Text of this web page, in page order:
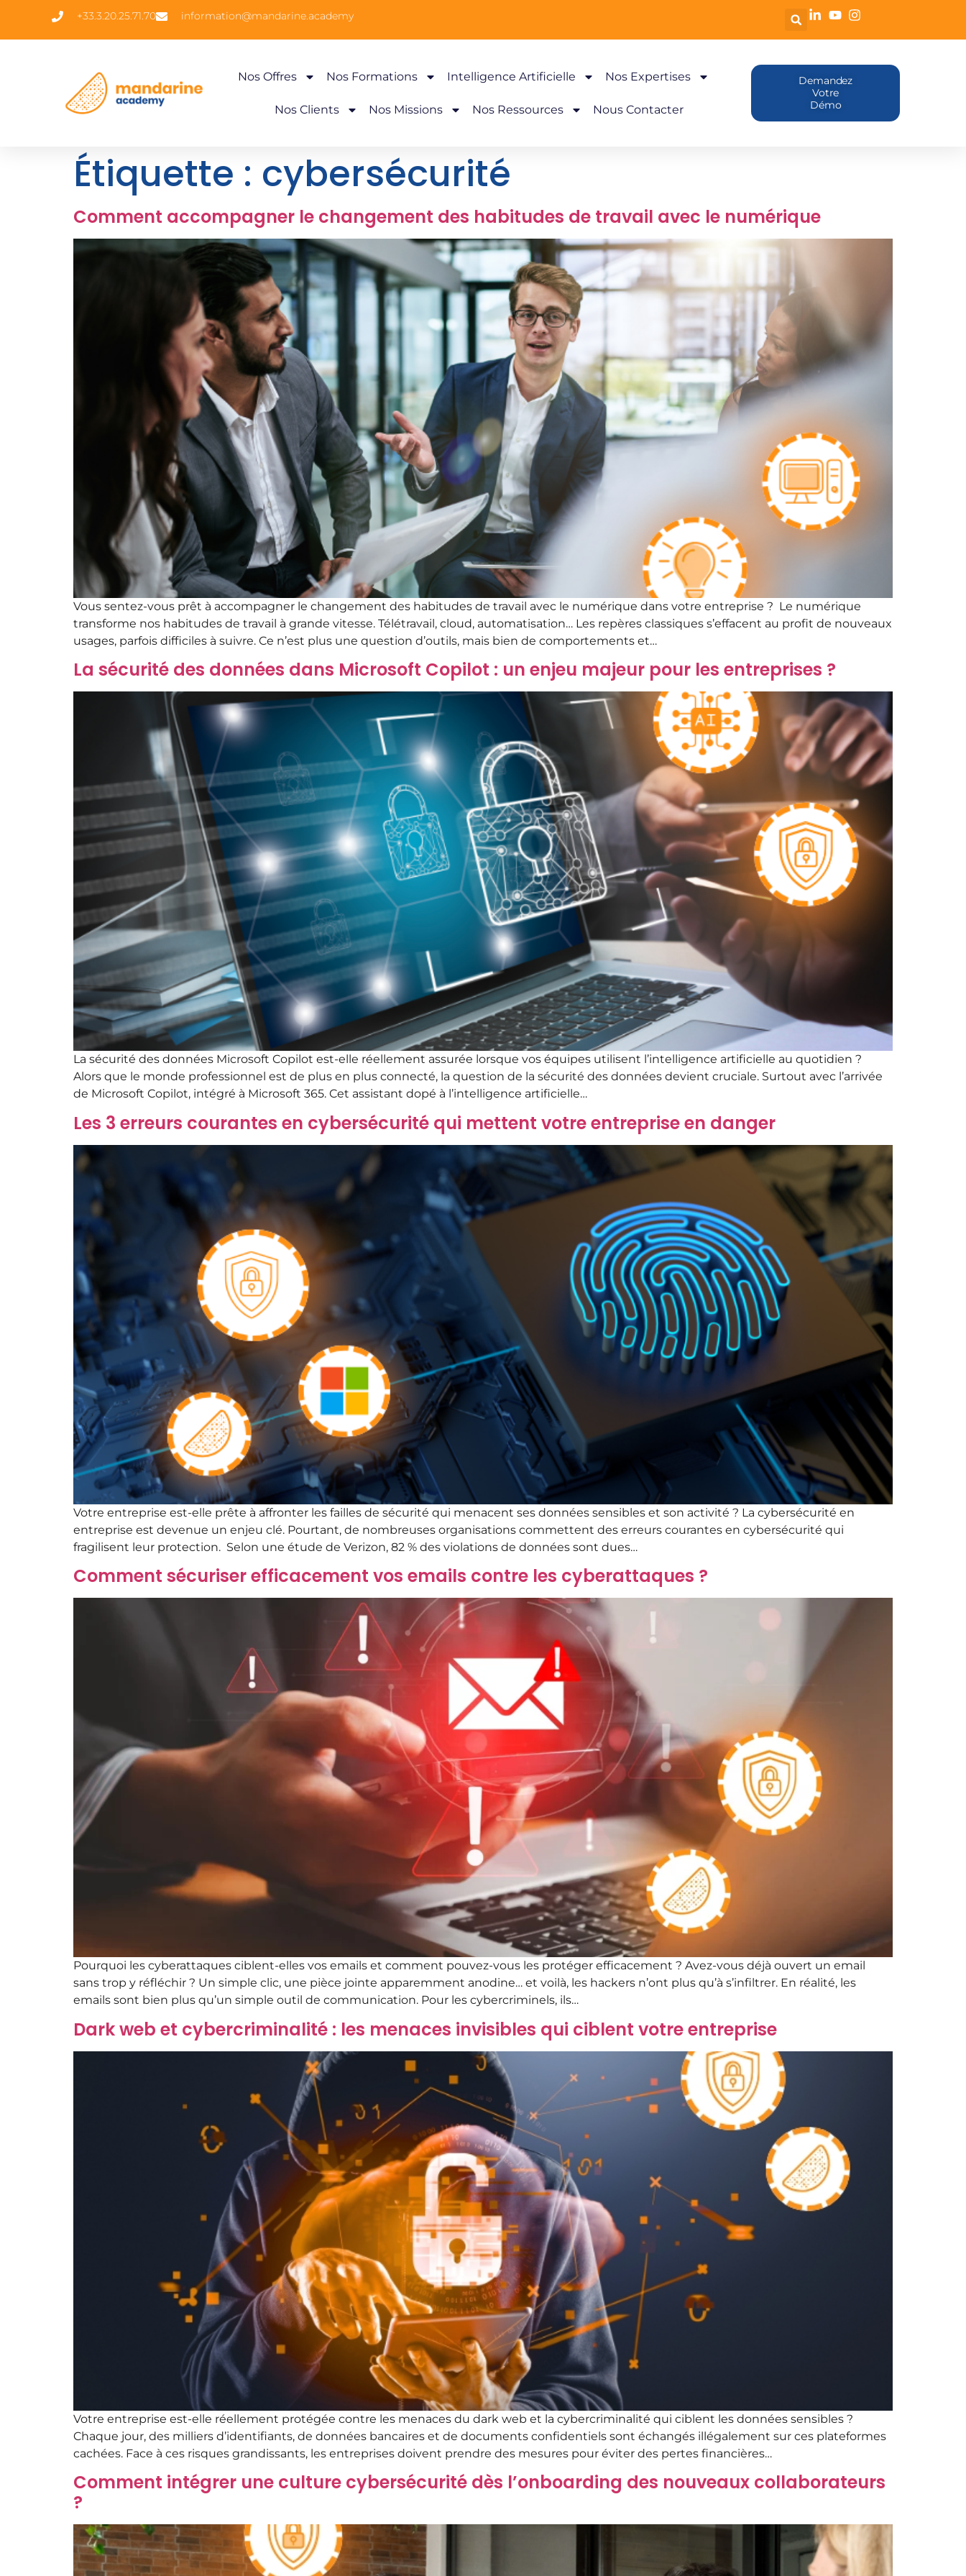
+33.3.20.25.71.70 information@mandarine.academy
Nos Offres Nos Formations Intelligence Artificielle Nos Expertises
Nos Clients Nos Missions Nos Ressources Nous Contacter
Demandez
Votre
Démo
Étiquette : cybersécurité
Comment accompagner le changement des habitudes de travail avec le numérique
Vous sentez-vous prêt à accompagner le changement des habitudes de travail avec le numérique dans votre entreprise ? Le numérique
transforme nos habitudes de travail à grande vitesse. Télétravail, cloud, automatisation… Les repères classiques s’effacent au profit de nouveaux
usages, parfois difficiles à suivre. Ce n’est plus une question d’outils, mais bien de comportements et…
La sécurité des données dans Microsoft Copilot : un enjeu majeur pour les entreprises ?
La sécurité des données Microsoft Copilot est-elle réellement assurée lorsque vos équipes utilisent l’intelligence artificielle au quotidien ?
Alors que le monde professionnel est de plus en plus connecté, la question de la sécurité des données devient cruciale. Surtout avec l’arrivée
de Microsoft Copilot, intégré à Microsoft 365. Cet assistant dopé à l’intelligence artificielle…
Les 3 erreurs courantes en cybersécurité qui mettent votre entreprise en danger
Votre entreprise est-elle prête à affronter les failles de sécurité qui menacent ses données sensibles et son activité ? La cybersécurité en
entreprise est devenue un enjeu clé. Pourtant, de nombreuses organisations commettent des erreurs courantes en cybersécurité qui
fragilisent leur protection. Selon une étude de Verizon, 82 % des violations de données sont dues…
Comment sécuriser efficacement vos emails contre les cyberattaques ?
Pourquoi les cyberattaques ciblent-elles vos emails et comment pouvez-vous les protéger efficacement ? Avez-vous déjà ouvert un email
sans trop y réfléchir ? Un simple clic, une pièce jointe apparemment anodine… et voilà, les hackers n’ont plus qu’à s’infiltrer. En réalité, les
emails sont bien plus qu’un simple outil de communication. Pour les cybercriminels, ils…
Dark web et cybercriminalité : les menaces invisibles qui ciblent votre entreprise
Votre entreprise est-elle réellement protégée contre les menaces du dark web et la cybercriminalité qui ciblent les données sensibles ?
Chaque jour, des milliers d’identifiants, de données bancaires et de documents confidentiels sont échangés illégalement sur ces plateformes
cachées. Face à ces risques grandissants, les entreprises doivent prendre des mesures pour éviter des pertes financières…
Comment intégrer une culture cybersécurité dès l’onboarding des nouveaux collaborateurs
?